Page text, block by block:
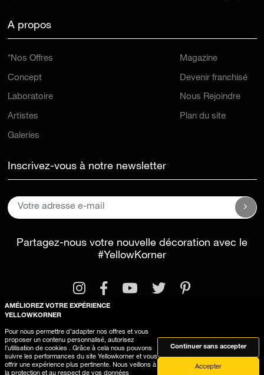
A propos
*Nos Offres
Concept
Laboratoire
Artistes
Galeries
Magazine
Devenir franchisé
Nous Rejoindre
Plan du site
Inscrivez-vous à notre newsletter
Partagez-nous votre nouvelle décoration avec le
#YellowKorner
Mentions légalesConditions générales d'utilisation
Utilisation des cookies
AMÉLIOREZ VOTRE EXPÉRIENCE
YELLOWKORNER
Pour nous permettre d’adapter nos offres et vous
proposer un contenu personnalisé, autorisez
l’utilisation de cookies . Grâce à cela nous pouvons
suivre les performances du site Yellowkorner et vous
offrir une expérience plus pertinente. Nous veillons à
la protection et au respect de vos données
Continuer sans accepter
Accepter